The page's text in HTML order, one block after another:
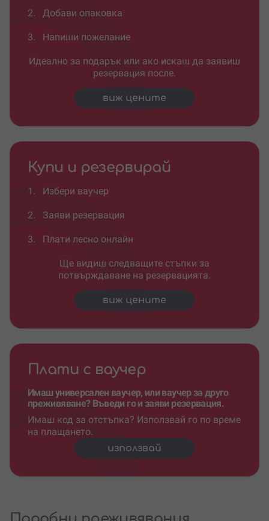
2. Добави опаковка
3. Напиши пожелание
Идеално за подарък или ако искаш да заявиш
резервация после.
виж цените
Купи и резервирай
1. Избери ваучер
2. Заяви резервация
3. Плати лесно онлайн
Ще видиш следващите стъпки за
потвърждаване на резервацията.
виж цените
Плати с ваучер
Имаш универсален ваучер, или ваучер за друго
преживяване? Въведи го и заяви резервация.
Имаш код за отстъпка? Използвай го по време
на плащането.
използвай